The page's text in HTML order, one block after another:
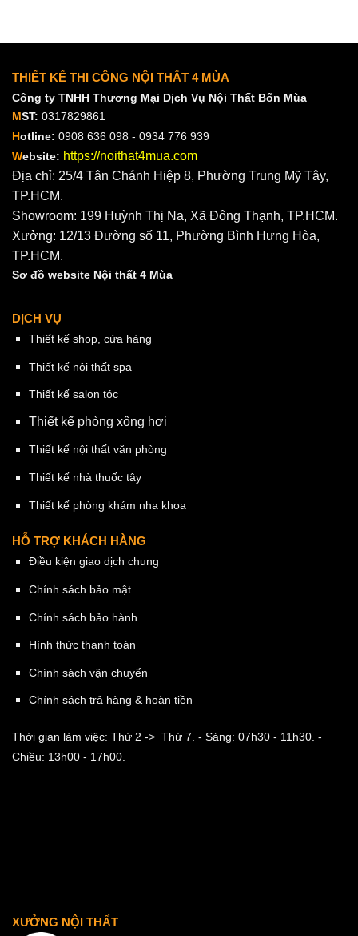
THIẾT KẾ THI CÔNG NỘI THẤT 4 MÙA
Công ty TNHH Thương Mại Dịch Vụ Nội Thất Bốn Mùa
MST: 0317829861
Hotline: 0908 636 098 - 0934 776 939
Website: https://noithat4mua.com
Địa chỉ: 25/4 Tân Chánh Hiệp 8, Phường Trung Mỹ Tây,
TP.HCM.
Showroom: 199 Huỳnh Thị Na, Xã Đông Thạnh, TP.HCM.
Xưởng: 12/13 Đường số 11, Phường Bình Hưng Hòa,
TP.HCM.
Sơ đồ website Nội thất 4 Mùa
DỊCH VỤ
Thiết kế shop, cửa hàng
Thiết kế nội thất spa
Thiết kế salon tóc
Thiết kế phòng xông hơi
Thiết kế nội thất văn phòng
Thiết kế nhà thuốc tây
Thiết kế phòng khám nha khoa
HỖ TRỢ KHÁCH HÀNG
Điều kiện giao dịch chung
Chính sách bảo mật
Chính sách bảo hành
Hình thức thanh toán
Chính sách vận chuyển
Chính sách trả hàng & hoàn tiền
Thời gian làm việc: Thứ 2 -> Thứ 7. - Sáng: 07h30 - 11h30. -
Chiều: 13h00 - 17h00.
XƯỞNG NỘI THẤT